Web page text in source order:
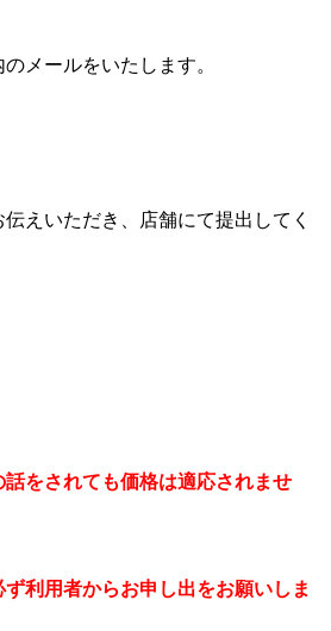
メールをいたします。
えいただき、店舗にて提出してく
をされても価格は適応されませ
利用者からお申し出をお願いしま